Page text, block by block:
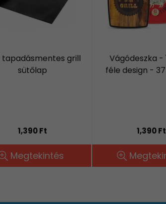
tapadásmentes grill
sütőlap
1,390 Ft
Megtekintés
Vágódeszka -
féle design -
1,390 Ft